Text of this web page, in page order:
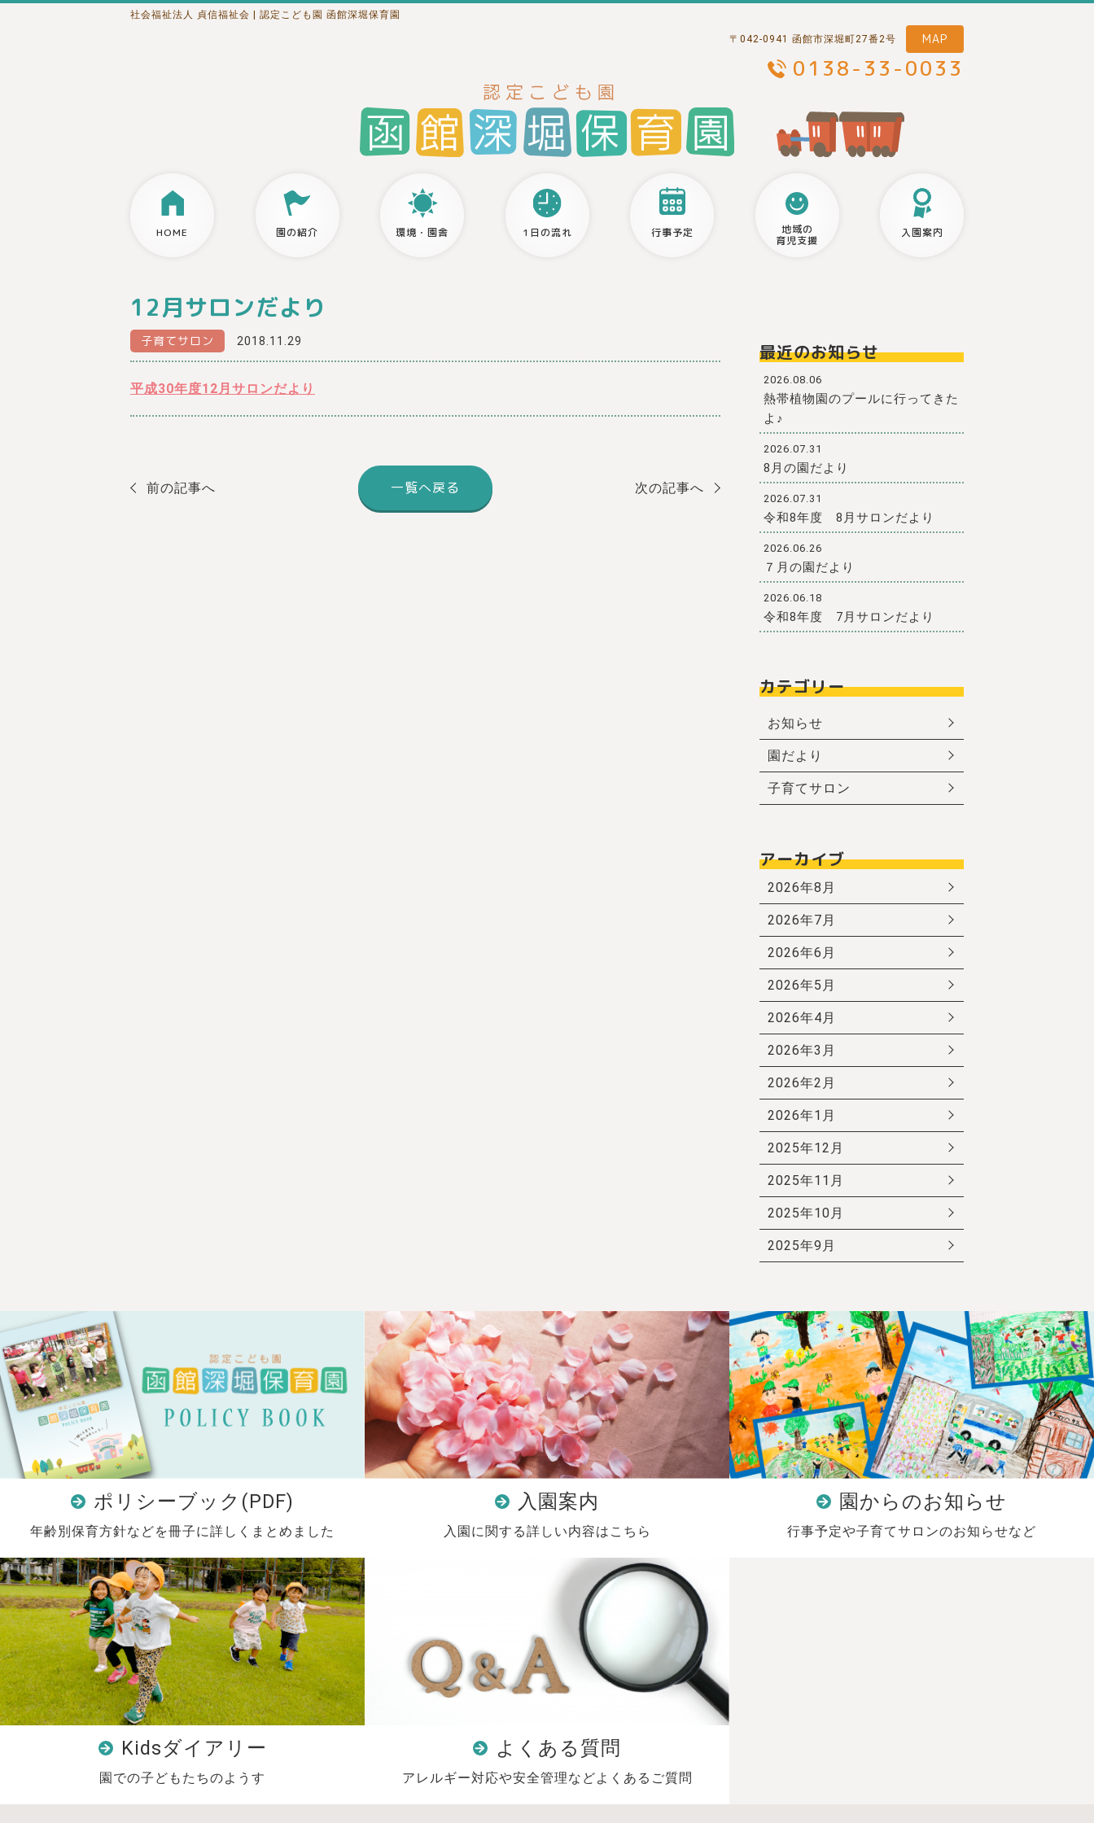
社会福祉法人 貞信福祉会 | 認定こども園 函館深堀保育園
〒042-0941 函館市深堀町27番2号 MAP
0138-33-0033
HOME 園の紹介 環境・園舎 1日の流れ 行事予定
地域の
育児支援
入園案内
12月サロンだより
子育てサロン 2018.11.29
平成30年度12月サロンだより
前の記事へ 一覧へ戻る 次の記事へ
最近のお知らせ
2026.08.06
熱帯植物園のプールに行ってきた
よ♪
2026.07.31
8月の園だより
2026.07.31
令和8年度 8月サロンだより
2026.06.26
７月の園だより
2026.06.18
令和8年度 7月サロンだより
カテゴリー
お知らせ
園だより
子育てサロン
アーカイブ
2026年8月
2026年7月
2026年6月
2026年5月
2026年4月
2026年3月
2026年2月
2026年1月
2025年12月
2025年11月
2025年10月
2025年9月
ポリシーブック(PDF)
年齢別保育方針などを冊子に詳しくまとめました
入園案内
入園に関する詳しい内容はこちら
園からのお知らせ
行事予定や子育てサロンのお知らせなど
Kidsダイアリー
園での子どもたちのようす
よくある質問
アレルギー対応や安全管理などよくあるご質問